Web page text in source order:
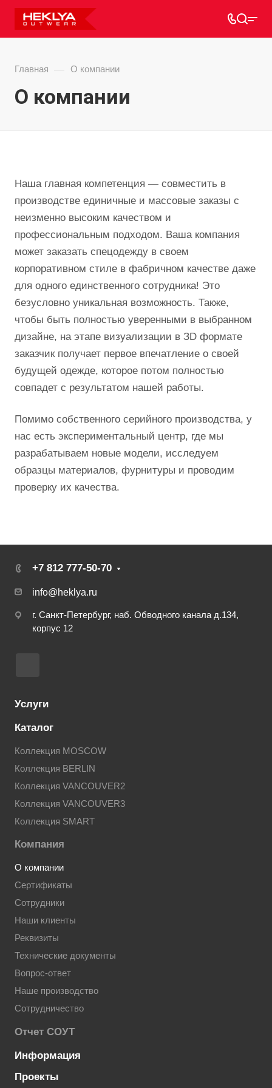
Главная — О компании
О компании
Наша главная компетенция — совместить в
производстве единичные и массовые заказы с
неизменно высоким качеством и
профессиональным подходом. Ваша компания
может заказать спецодежду в своем
корпоративном стиле в фабричном качестве даже
для одного единственного сотрудника! Это
безусловно уникальная возможность. Также,
чтобы быть полностью уверенными в выбранном
дизайне, на этапе визуализации в ЗD формате
заказчик получает первое впечатление о своей
будущей одежде, которое потом полностью
совпадет с результатом нашей работы.
Помимо собственного серийного производства, у
нас есть экспериментальный центр, где мы
разрабатываем новые модели, исследуем
образцы материалов, фурнитуры и проводим
проверку их качества.
+7 812 777-50-70
info@heklya.ru
г. Санкт-Петербург, наб. Обводного канала д.134,
корпус 12
Услуги
Каталог
Коллекция MOSCOW
Коллекция BERLIN
Коллекция VANCOUVER2
Коллекция VANCOUVER3
Коллекция SMART
Компания
О компании
Сертификаты
Сотрудники
Наши клиенты
Реквизиты
Технические документы
Вопрос-ответ
Наше производство
Сотрудничество
Отчет СОУТ
Информация
Проекты